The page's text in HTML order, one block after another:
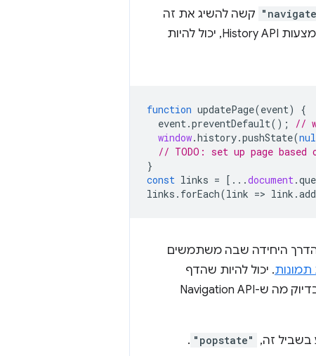
קשה להשיג את זה
באמצעות ממשקי API ישנים. אם כתבתם בעבר את הניתוב של SPA משלכם באמצעות History API, יכול להיות
function updatePage(event)
{
event.preventDefault();
//
window.history.pushState(
// TODO: set up page based
}
const links = [...document.
links . forEach(link => link .
הדרך היחידה שבה משתמשים
. יכול להיות שהדף
שלכם עוסק בנושאים האלה, אבל יש עוד הרבה אפשרויות שאפשר לפשט – וזה בדיוק מה ש-Navigation API
בשביל זה, "popstate"
.